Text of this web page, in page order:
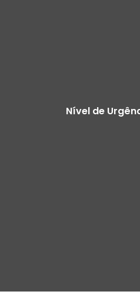
Nível de